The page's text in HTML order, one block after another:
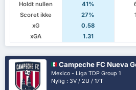
Holdt nullen
41%
Scoret ikke
27%
xG
0.58
xGA
1.31
Campeche FC Nueva
Mexico - Liga TDP Group 1
Nylig : 3V / 2U / 17T